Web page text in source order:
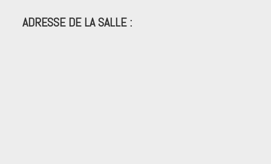
ADRESSE DE LA SALLE :